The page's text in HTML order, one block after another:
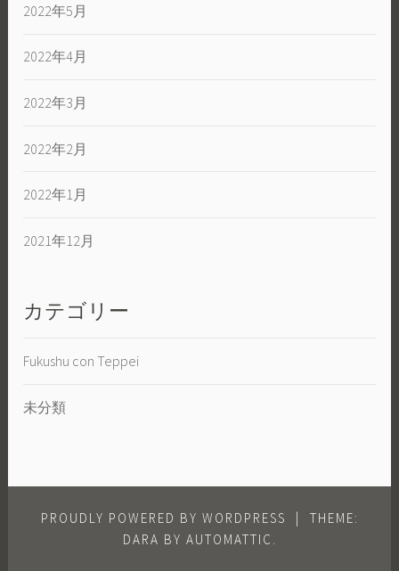
2022年5月
2022年4月
2022年3月
2022年2月
2022年1月
2021年12月
カテゴリー
Fukushu con Teppei
未分類
PROUDLY POWERED BY WORDPRESS
THEME:
DARA BY AUTOMATTIC .